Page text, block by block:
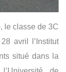
le classe de 3C
avril l’Institut
situé dans la